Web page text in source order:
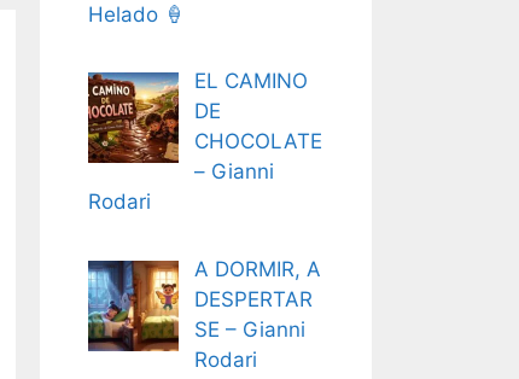
Helado 🍦
EL CAMINO
DE
CHOCOLATE
– Gianni
Rodari
A DORMIR, A
DESPERTAR
SE – Gianni
Rodari